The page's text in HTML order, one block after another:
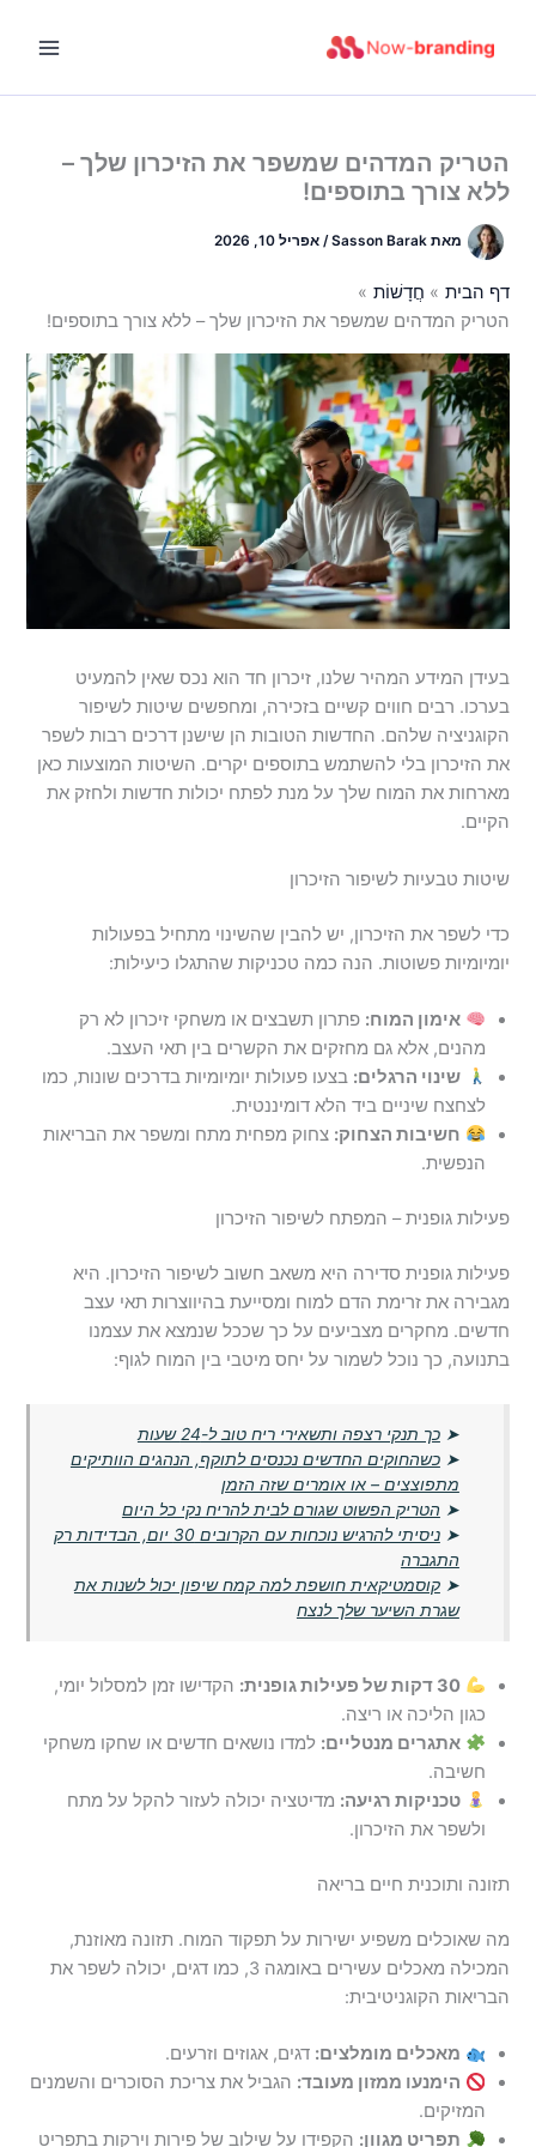
הטריק המדהים שמשפר את הזיכרון שלך –
ללא צורך בתוספים!
מאתSasson Barak
/אפריל 10, 2026
דף הבית
חֲדָשׁוֹת
הטריק המדהים שמשפר את הזיכרון שלך – ללא צורך בתוספים!
בעידן המידע המהיר שלנו, זיכרון חד הוא נכס שאין להמעיט
בערכו. רבים חווים קשיים בזכירה, ומחפשים שיטות לשיפור
הקוגניציה שלהם. החדשות הטובות הן שישנן דרכים רבות לשפר
את הזיכרון בלי להשתמש בתוספים יקרים. השיטות המוצעות כאן
מארחות את המוח שלך על מנת לפתח יכולות חדשות ולחזק את
הקיים.
שיטות טבעיות לשיפור הזיכרון
כדי לשפר את הזיכרון, יש להבין שהשינוי מתחיל בפעולות
יומיומיות פשוטות. הנה כמה טכניקות שהתגלו כיעילות:
אימון המוח: פתרון תשבצים או משחקי זיכרון לא רק
מהנים, אלא גם מחזקים את הקשרים בין תאי העצב.
שינוי הרגלים: בצעו פעולות יומיומיות בדרכים שונות, כמו
לצחצח שיניים ביד הלא דומיננטית.
חשיבות הצחוק: צחוק מפחית מתח ומשפר את הבריאות
הנפשית.
פעילות גופנית – המפתח לשיפור הזיכרון
פעילות גופנית סדירה היא משאב חשוב לשיפור הזיכרון. היא
מגבירה את זרימת הדם למוח ומסייעת בהיווצרות תאי עצב
חדשים. מחקרים מצביעים על כך שככל שנמצא את עצמנו
בתנועה, כך נוכל לשמור על יחס מיטבי בין המוח לגוף:
➤כך תנקי רצפה ותשאירי ריח טוב ל-24 שעות
➤כשהחוקים החדשים נכנסים לתוקף, הנהגים הוותיקים
מתפוצצים – או אומרים שזה הזמן
➤ הטריק הפשוט שגורם לבית להריח נקי כל היום
➤
ניסיתי להרגיש נוכחות עם הקרובים 30 יום, הבדידות רק
התגברה
➤קוסמטיקאית חושפת למה קמח שיפון יכול לשנות את
שגרת השיער שלך לנצח
30 דקות של פעילות גופנית:
הקדישו זמן למסלול יומי,
כגון הליכה או ריצה.
אתגרים מנטליים: למדו נושאים חדשים או שחקו משחקי
חשיבה.
טכניקות רגיעה: מדיטציה יכולה לעזור להקל על מתח
ולשפר את הזיכרון.
תזונה ותוכנית חיים בריאה
מה שאוכלים משפיע ישירות על תפקוד המוח. תזונה מאוזנת,
המכילה מאכלים עשירים באומגה 3, כמו דגים, יכולה לשפר את
הבריאות הקוגניטיבית:
מאכלים מומלצים: דגים, אגוזים וזרעים.
הימנעו ממזון מעובד: הגביל את צריכת הסוכרים והשמנים
המזיקים.
תפריט מגוון: הקפידו על שילוב של פירות וירקות בתפריט